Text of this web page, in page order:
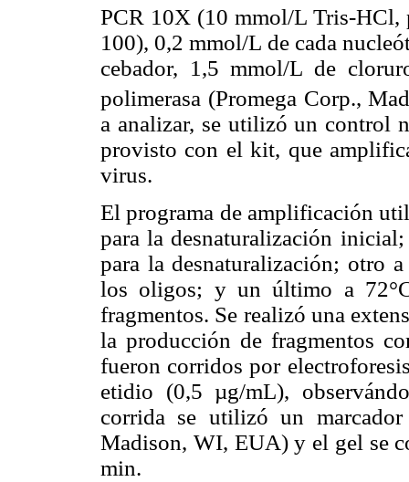
PCR 10X (10 mmol/L Tris-
100), 0,2 mmol/L de cada
cebador, 1,5 mmol/L de
polimerasa (Promega Corp.,
a analizar, se utilizó un control
provisto con el kit, que
virus.
El programa de amplificación
para la desnaturalización
para la desnaturalización; otro
los oligos; y un último a
fragmentos. Se realizó una
la producción de fragmentos
fueron corridos por
etidio (0,5 µg/mL),
corrida se utilizó un
Madison, WI, EUA) y el gel se
min.